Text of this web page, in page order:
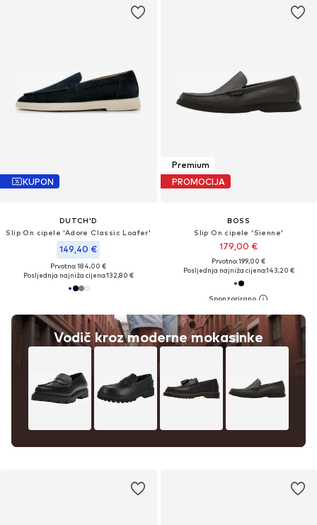
KUPON
DUTCH'D
Slip On cipele 'Adore Classic Loafer'
149,40 €
Prvotno: 184,00 €
Posljednja najniža cijena:132,80 €
Vodič kroz moderne mokasinke
Premium
PROMOCIJA
BOSS
Slip On cipele 'Sienne'
179,00 €
Prvotno: 199,00 €
Posljednja najniža cijena:143,20 €